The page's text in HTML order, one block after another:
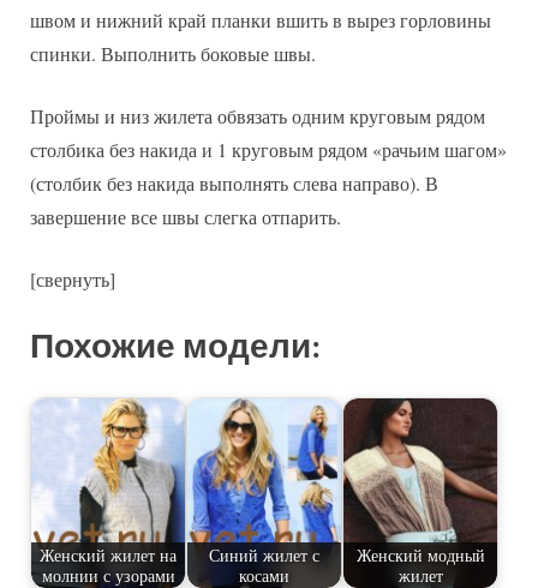
швом и нижний край планки вшить в вырез горловины
спинки. Выполнить боковые швы.
Проймы и низ жилета обвязать одним круговым рядом
столбика без накида и 1 круговым рядом «рачьим шагом»
(столбик без накида выполнять слева направо). В
завершение все швы слегка отпарить.
[свернуть]
Похожие модели:
Женский жилет на
молнии с узорами
Синий жилет с
косами
Женский модный
жилет